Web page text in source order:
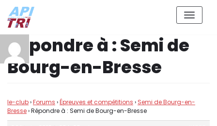
Aller
contenu
Répondre à : Semi de
Bourg-en-Bresse
le-club›Forums ›Épreuves et compétitions › Semi de Bourg-en-
Bresse›Répondre à : Semi de Bourg-en-Bresse